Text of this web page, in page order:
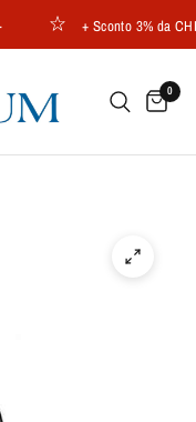
+ Sconto 3% da CHF
0